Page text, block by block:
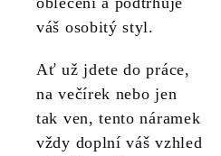
váš osobitý styl.
Ať už jdete do práce,
na večírek nebo jen
tak ven, tento náramek
vždy doplní váš vzhled